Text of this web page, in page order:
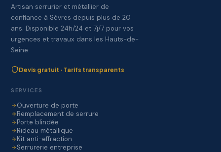
Artisan serrurier et métallier de
confiance à Sèvres depuis plus de 20
ans. Disponible 24h/24 et 7j/7 pour vos
urgences et travaux dans les Hauts-de-
Seine.
Devis gratuit · Tarifs transparents
SERVICES
Ouverture de porte
Remplacement de serrure
Porte blindée
Rideau métallique
Kit anti-effraction
Serrurerie entreprise